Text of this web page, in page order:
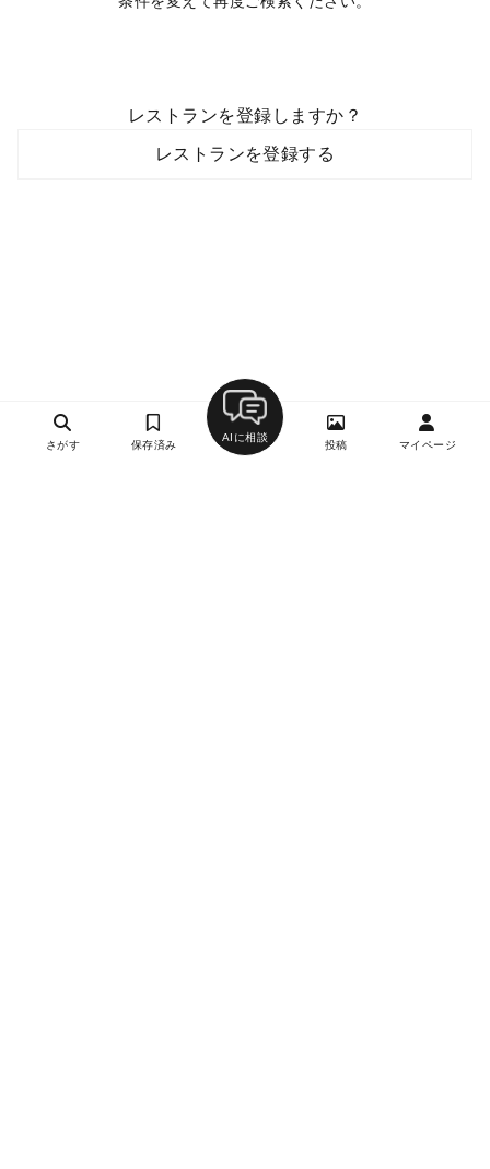
レストランを登録しますか？
レストランを登録する
さがす 保存済み
AIに相談
投稿 マイページ